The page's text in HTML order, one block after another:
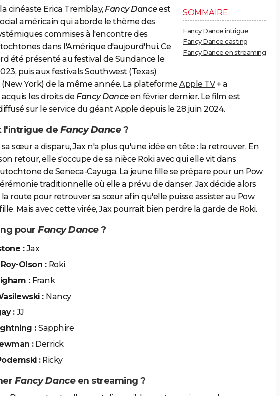
SOMMAIRE
Fancy Dance intrigue
Fancy Dance casting
Fancy Dance en streaming
cinéaste Erica Tremblay, Fancy Danceest
américain qui aborde le thème des
commises à l'encontre des
dans l'Amérique d'aujourd'hui. Ce
été présenté au festival de Sundance le
puis aux festivals Southwest (Texas)
York) de la même année. La plateforme Apple TV+ a
les droits de Fancy Danceen février dernier. Le film est
sur le service du géant Apple depuis le 28 juin 2024.
l'intrigue de Fancy Dance?
sa sœur a disparu, Jax n'a plus qu'une idée en tête : la retrouver. En
retour, elle s'occupe de sa nièce Roki avec qui elle vit dans
de Seneca-Cayuga. La jeune fille se prépare pour un Pow
traditionnelle où elle a prévu de danser. Jax décide alors
route pour retrouver sa sœur afin qu'elle puisse assister au Pow
Mais avec cette virée, Jax pourrait bien perdre la garde de Roki.
pour Fancy Dance?
:Jax
Olson : Roki
: Frank
: Nancy
:JJ
:Sapphire
:Derrick
:Ricky
Fancy Danceen streaming ?